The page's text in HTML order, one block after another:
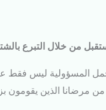
من خلال التبرع
المسؤولية ليس فقط
مرضانا الذين يقومون